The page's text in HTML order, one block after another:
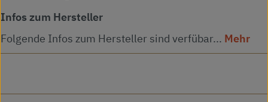
Infos zum Hersteller
Folgende Infos zum Hersteller sind verfübar... Mehr